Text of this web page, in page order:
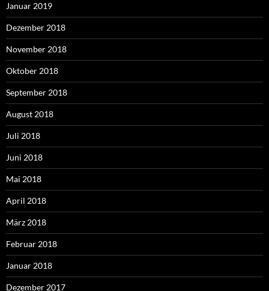
Januar 2019
Dezember 2018
November 2018
Oktober 2018
September 2018
August 2018
Juli 2018
Juni 2018
Mai 2018
April 2018
März 2018
Februar 2018
Januar 2018
Dezember 2017